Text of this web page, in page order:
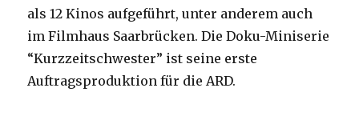
als 12 Kinos aufgeführt, unter anderem auch
im Filmhaus Saarbrücken. Die Doku-Miniserie
“Kurzzeitschwester” ist seine erste
Auftragsproduktion für die ARD.